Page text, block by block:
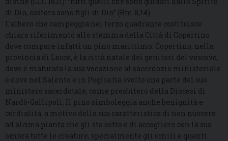
di Dio, costoro sono figli di Dio” (Rm 8,14).
L’albero che campeggia nel terzo quadrante costituisce
chiaro riferimento allo stemma della Città di Copertino
dove compare infatti un pino marittimo. Copertino, nella
provincia di Lecce, è la città natale dei genitori del vescovo,
dove è maturata la sua vocazione al sacerdozio ministeriale
e dove nel Salento e in Puglia ha svolto una parte del suo
ministero sacerdotale, come presbitero della Diocesi di
Nardò-Gallipoli. Il pino simboleggia anche benignità e
cordialità, a motivo della sua caratteristica di non nuocere
ad alcuna pianta che gli sta sotto e di accogliere con la sua
ombra tutte le creature, specialmente gli umili e quanti